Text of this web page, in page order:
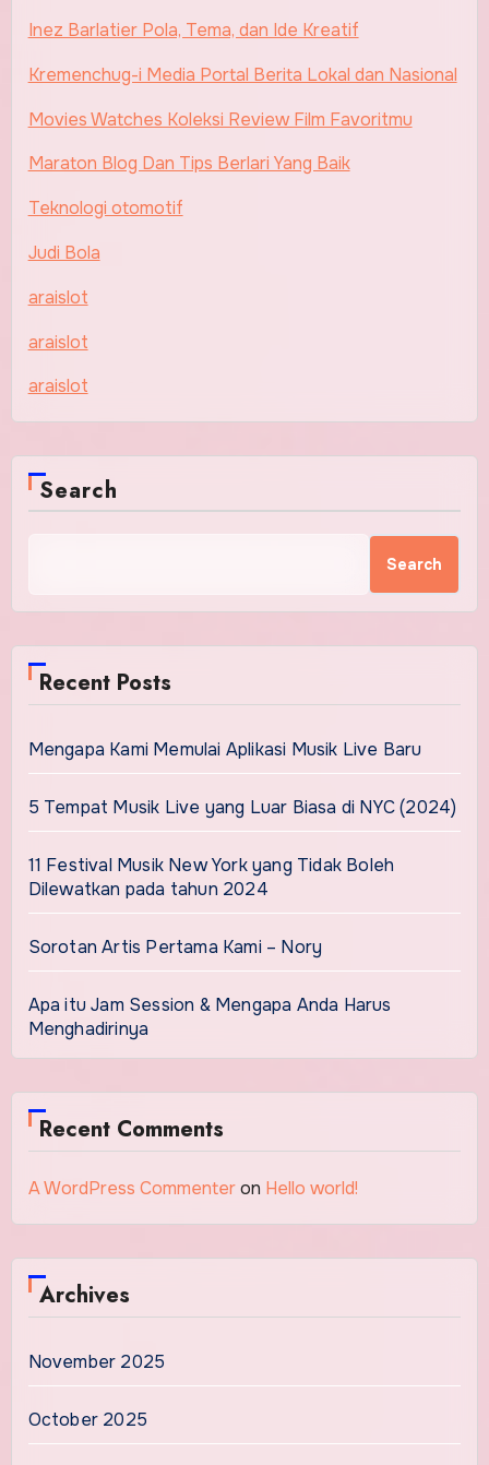
Inez Barlatier Pola, Tema, dan Ide Kreatif
Kremenchug-i Media Portal Berita Lokal dan Nasional
Movies Watches Koleksi Review Film Favoritmu
Maraton Blog Dan Tips Berlari Yang Baik
Teknologi otomotif
Judi Bola
araislot
araislot
araislot
Search
Search
Recent Posts
Mengapa Kami Memulai Aplikasi Musik Live Baru
5 Tempat Musik Live yang Luar Biasa di NYC (2024)
11 Festival Musik New York yang Tidak Boleh
Dilewatkan pada tahun 2024
Sorotan Artis Pertama Kami – Nory
Apa itu Jam Session & Mengapa Anda Harus
Menghadirinya
Recent Comments
A WordPress Commenteron Hello world!
Archives
November 2025
October 2025